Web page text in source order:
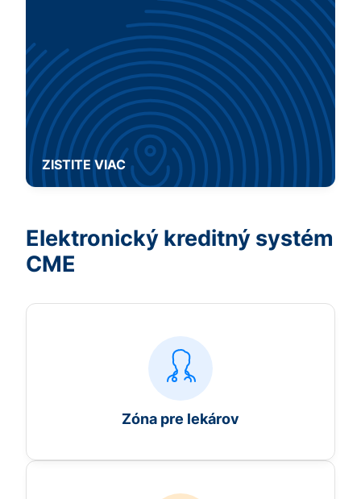
ZISTITE VIAC
Elektronický kreditný systém
CME
Zóna pre lekárov